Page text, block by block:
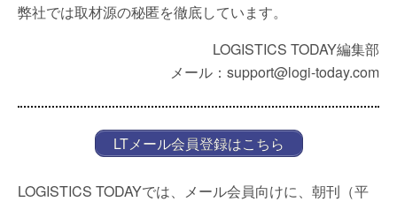
弊社では取材源の秘匿を徹底しています。
LOGISTICS TODAY編集部
メール：support@logi-today.com
LTメール会員登録はこちら
LOGISTICS TODAYでは、メール会員向けに、朝刊（平